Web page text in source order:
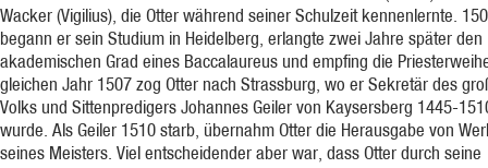
Wacker (Vigilius), die Otter während seiner Schulzeit kennenlernte.
begann er sein Studium in Heidelberg, erlangte zwei Jahre später den
akademischen Grad eines Baccalaureus und empfing die
gleichen Jahr 1507 zog Otter nach Strassburg, wo er Sekretär des
Volks und Sittenpredigers Johannes Geiler von Kaysersberg 1445-
wurde. Als Geiler 1510 starb, übernahm Otter die Herausgabe von
seines Meisters. Viel entscheidender aber war, dass Otter durch seine